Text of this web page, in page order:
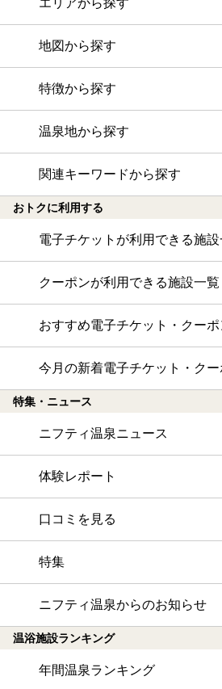
エリアから探す
地図から探す
特徴から探す
温泉地から探す
関連キーワードから探す
おトクに利用する
電子チケットが利用できる施設
クーポンが利用できる施設一覧
おすすめ電子チケット・クーポ
今月の新着電子チケット・ク
特集・ニュース
ニフティ温泉ニュース
体験レポート
口コミを見る
特集
ニフティ温泉からのお知らせ
温浴施設ランキング
年間温泉ランキング